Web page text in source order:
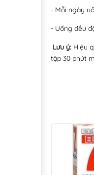
- Mỗi ngày
- Uống đều
Lưu ý: Hiệu
tập 30 phút